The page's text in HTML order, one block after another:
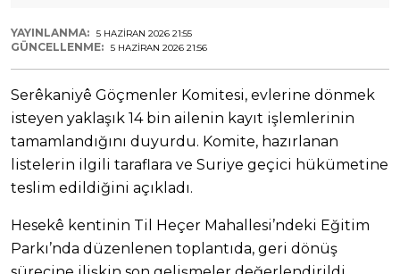
YAYINLANMA: 5 HAZIRAN 2026 21:55
GÜNCELLENME: 5 HAZIRAN 2026 21:56
Serêkaniyê Göçmenler Komitesi, evlerine dönmek
isteyen yaklaşık 14 bin ailenin kayıt işlemlerinin
tamamlandığını duyurdu. Komite, hazırlanan
listelerin ilgili taraflara ve Suriye geçici hükümetine
teslim edildiğini açıkladı.
Hesekê kentinin Til Heçer Mahallesi’ndeki Eğitim
Parkı’nda düzenlenen toplantıda, geri dönüş